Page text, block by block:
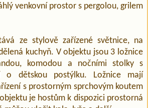
venkovní prostor s pergolou, grilem
ze stylově zařízené světnice, na
kuchyň. V objektu jsou 3 ložnice
komodou a nočními stolky s
o dětskou postýlku. Ložnice mají
s prostorným sprchovým koutem
je hostům k dispozici prostorná